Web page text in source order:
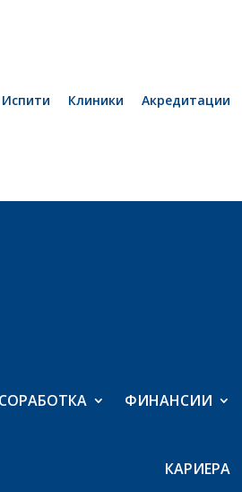
Испити Клиники Акредитации
СОРАБОТКА ФИНАНСИИ
КАРИЕРА